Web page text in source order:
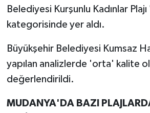
Belediyesi Kurşunlu Kadınlar
kategorisinde yer aldı.
Büyükşehir Belediyesi Kumsaz
yapılan analizlerde 'orta' kalite
değerlendirildi.
MUDANYA'DA BAZI